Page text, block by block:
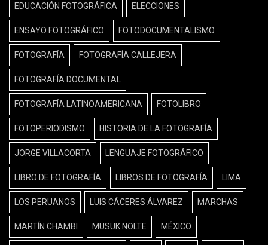
EDUCACIÓN FOTOGRÁFICA ELECCIONES
ENSAYO FOTOGRÁFICO FOTODOCUMENTALISMO
FOTOGRAFÍA FOTOGRAFÍA CALLEJERA
FOTOGRAFÍA DOCUMENTAL
FOTOGRAFÍA LATINOAMERICANA FOTOLIBRO
FOTOPERIODISMO HISTORIA DE LA FOTOGRAFÍA
JORGE VILLACORTA LENGUAJE FOTOGRÁFICO
LIBRO DE FOTOGRAFÍA LIBROS DE FOTOGRAFÍA LIMA
LOS PERUANOS LUIS CÁCERES ÁLVAREZ MARCHAS
MARTÍN CHAMBI MUSUK NOLTE MÉXICO